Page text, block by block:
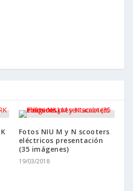
Fotos NIU M y N scooters
eléctricos presentación
(35 imágenes)
19/03/2018